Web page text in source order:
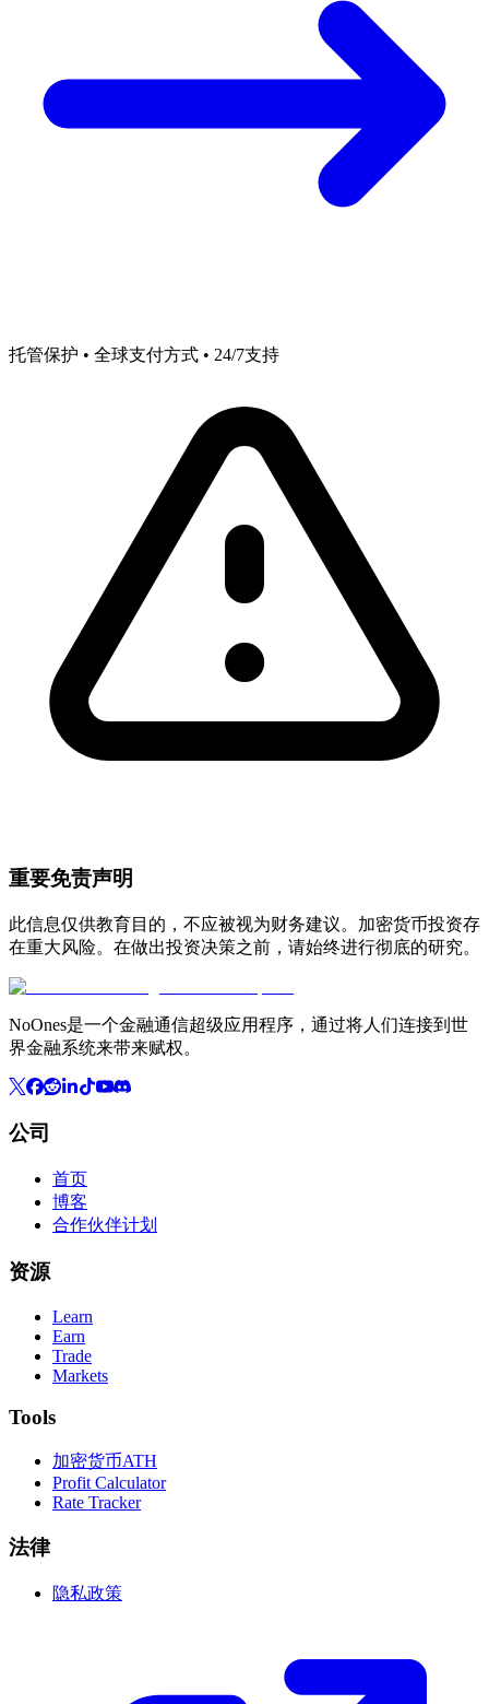
托管保护 • 全球支付方式 • 24/7支持
重要免责声明
此信息仅供教育目的，不应被视为财务建议。加密货币投资存
在重大风险。在做出投资决策之前，请始终进行彻底的研究。
NoOnes是一个金融通信超级应用程序，通过将人们连接到世
界金融系统来带来赋权。
公司
首页
博客
合作伙伴计划
资源
Learn
Earn
Trade
Markets
Tools
加密货币ATH
Profit Calculator
Rate Tracker
法律
隐私政策